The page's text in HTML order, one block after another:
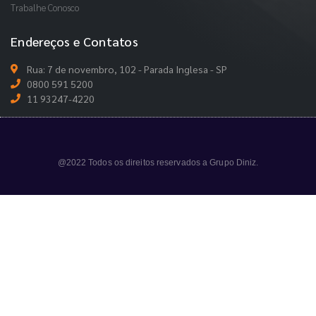
Trabalhe Conosco
Endereços e Contatos
Rua: 7 de novembro, 102 - Parada Inglesa - SP
0800 591 5200
11 93247-4220
@2022 Todos os direitos reservados a Grupo Diniz.